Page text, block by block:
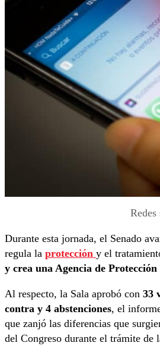
Durante esta jornada, el Senado
regula la protección y el
y crea una Agencia de Protección
Al respecto, la Sala aprobó con 33
contra y 4 abstenciones, el
que zanjó las diferencias que
del Congreso durante el trámite de